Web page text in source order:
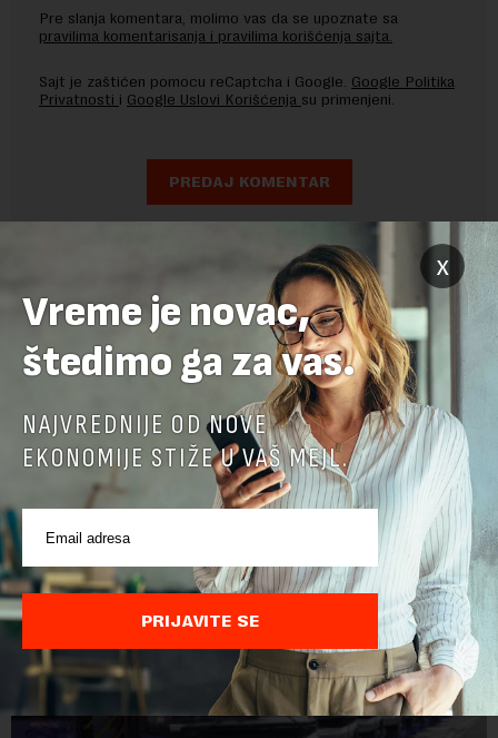
Pre slanja komentara, molimo vas da se upoznate sa
pravilima komentarisanja i pravilima korišćenja sajta.
Sajt je zaštićen pomocu reCaptcha i Google. Google Politika
Privatnosti i Google Uslovi Korišćenja su primenjeni.
POVEZANI SADRŽAJI
x
Vreme je novac,
štedimo ga za vas.
NAJVREDNIJE OD NOVE
EKONOMIJE STIŽE U VAŠ MEJL.
PRIJAVITE SE